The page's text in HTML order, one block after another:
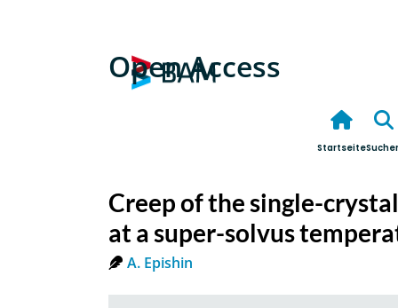
Open Access
Startseite
Creep of the single-
at a super-solvus
A. Epishin